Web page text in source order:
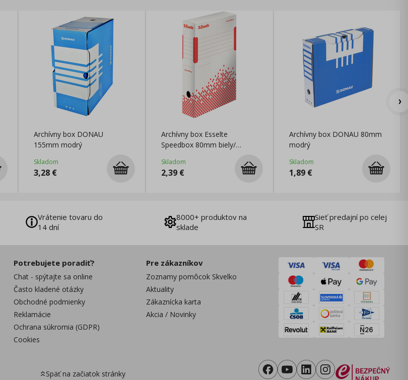
Archívny box DONAU
155mm modrý
Skladom
3,28€
Archívny box Esselte
Speedbox 80mm biely/
Skladom
2,39 €
Archívny box DONAU 80mm
modrý
Skladom
1,89€
Vrátenie tovaru do
14 dní
8000+ produktov na
sklade
Sieť predajní po celej
SR
Potrebujete poradiť?
Chat - spýtajte sa online
Často kladené otázky
Obchodné podmienky
Reklamácie
Ochrana súkromia (GDPR)
Cookies
Pre zákazníkov
Zoznamy pomôcok Skvelko
Aktuality
Zákaznícka karta
Akcia / Novinky
Späť na začiatok stránky